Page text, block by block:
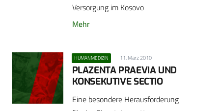
Versorgung im Kosovo
Mehr
HUMANMEDIZIN 11. März 2010
PLAZENTA PRAEVIA UND
KONSEKUTIVE SECTIO
Eine besondere Herausforderung